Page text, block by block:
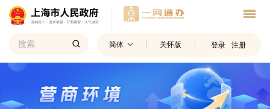
简体 关怀版 登录 注册